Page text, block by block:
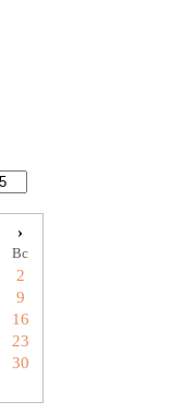
›
Вс
2
9
16
23
30